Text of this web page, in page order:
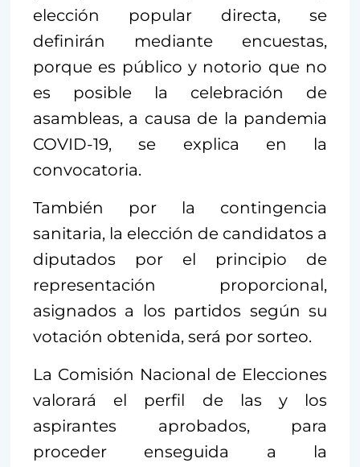
elección popular directa, se
definirán mediante encuestas,
porque es público y notorio que no
es posible la celebración de
asambleas, a causa de la pandemia
COVID-19, se explica en la
convocatoria.
También por la contingencia
sanitaria, la elección de candidatos a
diputados por el principio de
representación proporcional,
asignados a los partidos según su
votación obtenida, será por sorteo.
La Comisión Nacional de Elecciones
valorará el perfil de las y los
aspirantes aprobados, para
proceder enseguida a la